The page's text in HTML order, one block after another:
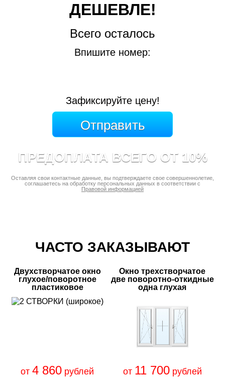
ДЕШЕВЛЕ!
Всего осталось
Впишите номер:
Зафиксируйте цену!
ПРЕДОПЛАТА ВСЕГО ОТ 10%
Оставляя свои контактные данные, вы подтверждаете свое совершеннолетие,
соглашаетесь на обработку персональных данных в соответствии с
Правовой информацией
ЧАСТО ЗАКАЗЫВАЮТ
Двухстворчатое окно
глухое/поворотное
пластиковое
от 4 860 рублей
Окно трехстворчатое
две поворотно-откидные
одна глухая
от 11 700рублей